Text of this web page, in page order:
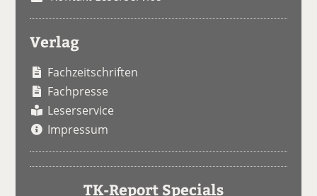
Verlag
Fachzeitschriften
Fachpresse
Leserservice
Impressum
TK-Report Specials